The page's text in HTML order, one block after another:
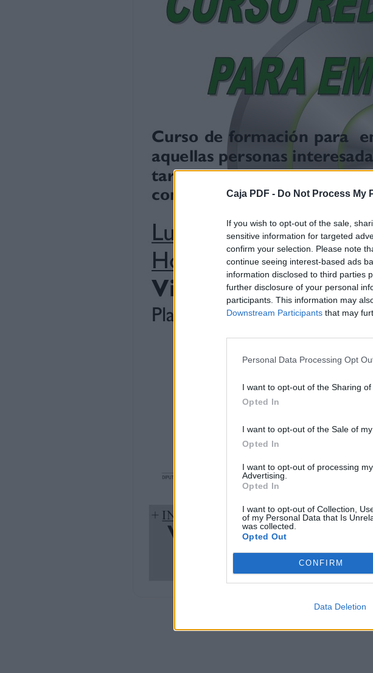
Caja PDF - Do Not Process My
If you wish to opt-out of the sale,
sensitive information for targeted
confirm your selection. Please note
continue seeing interest-based ads
information disclosed to third parties
further disclosure of your personal
participants. This information may
Downstream Participants that may
Personal Data Processing Opt
I want to opt-out of the Sharing of
Opted In
I want to opt-out of the Sale of
Opted In
I want to opt-out of processing
Advertising.
Opted In
I want to opt-out of Collection,
of my Personal Data that Is
was collected.
Opted Out
CONFIRM
Data Deletion